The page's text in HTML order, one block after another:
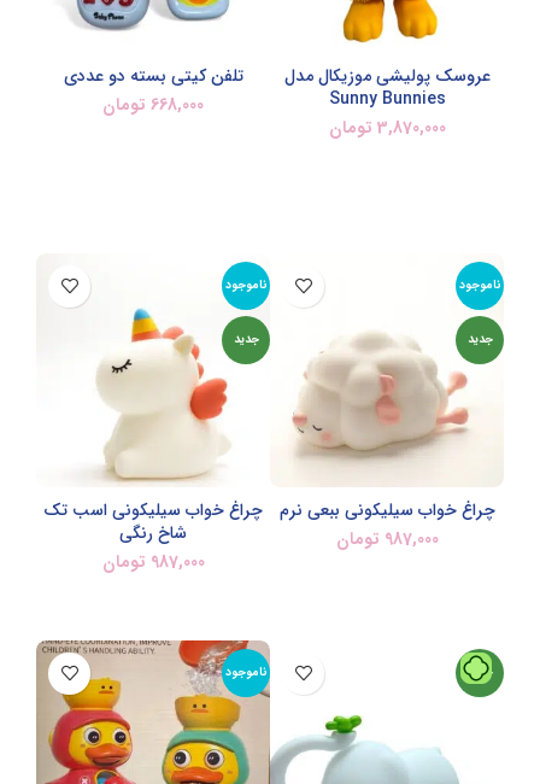
عروسک پولیشی موزیکال مدل
Sunny Bunnies
3,870,000 تومان
تلفن کیتی بسته دو عددی
668,000 تومان
ناموجود
جدید
چراغ خواب سیلیکونی ببعی نرم
987,000 تومان
ناموجود
جدید
چراغ خواب سیلیکونی اسب تک
شاخ رنگی
987,000 تومان
جدید ناموجود